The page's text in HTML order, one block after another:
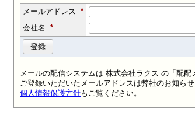
メールアドレス *
会社名
*
メールの配信システムは 株式会社ラクス の「配配
ご登録いただいたメールアドレスは弊社のお知ら
個人情報保護方針もご覧ください。